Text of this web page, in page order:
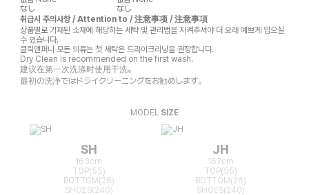
なし
なし
취급시 주의사항 / Attention to / 注意事项 / 注意事項
상품별로 기재된 소재에 해당하는 세탁 및 관리법을 지켜주셔야 더 오래 예쁘게 입으실
수 있습니다.
클릭앤퍼니 모든 의류는 첫 세탁은 드라이크리닝을 권장합니다.
Dry Clean is recommended on the first wash.
建议在第一次洗涤时使用干洗。
最初の洗浄ではドライクリーニングをお勧めします。
MODEL SIZE
SH
163cm
TOP(55)
BOTTOM(26)
SHOES(240)
JH
167cm
TOP(55)
BOTTOM(26)
SHOES(240)